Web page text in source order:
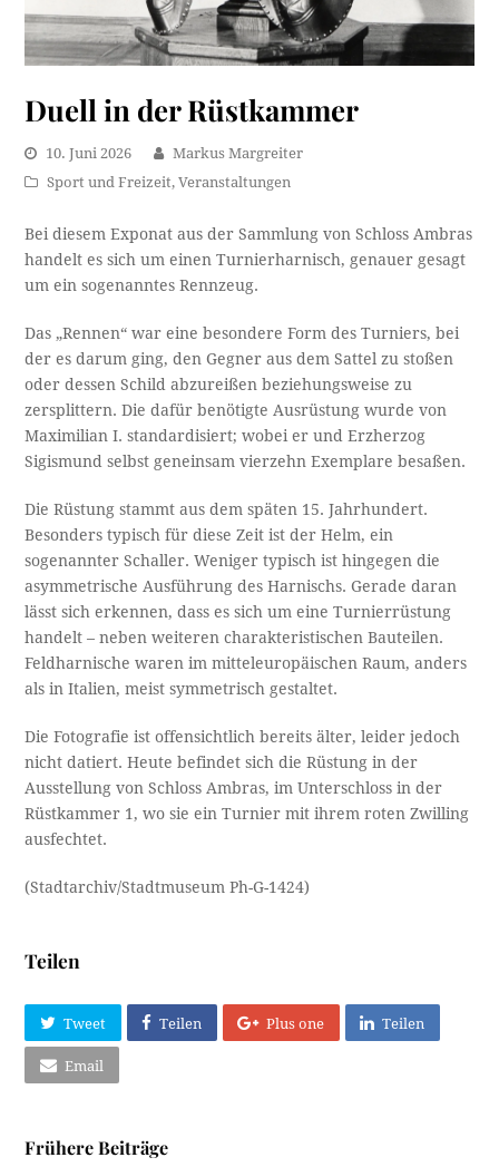
Duell in der Rüstkammer
10. Juni 2026
Markus Margreiter
Sport und Freizeit,Veranstaltungen
Bei diesem Exponat aus der Sammlung von Schloss Ambras
handelt es sich um einen Turnierharnisch, genauer gesagt
um ein sogenanntes Rennzeug.
Das „Rennen“ war eine besondere Form des Turniers, bei
der es darum ging, den Gegner aus dem Sattel zu stoßen
oder dessen Schild abzureißen beziehungsweise zu
zersplittern. Die dafür benötigte Ausrüstung wurde von
Maximilian I. standardisiert; wobei er und Erzherzog
Sigismund selbst geneinsam vierzehn Exemplare besaßen.
Die Rüstung stammt aus dem späten 15. Jahrhundert.
Besonders typisch für diese Zeit ist der Helm, ein
sogenannter Schaller. Weniger typisch ist hingegen die
asymmetrische Ausführung des Harnischs. Gerade daran
lässt sich erkennen, dass es sich um eine Turnierrüstung
handelt – neben weiteren charakteristischen Bauteilen.
Feldharnische waren im mitteleuropäischen Raum, anders
als in Italien, meist symmetrisch gestaltet.
Die Fotografie ist offensichtlich bereits älter, leider jedoch
nicht datiert. Heute befindet sich die Rüstung in der
Ausstellung von Schloss Ambras, im Unterschloss in der
Rüstkammer 1, wo sie ein Turnier mit ihrem roten Zwilling
ausfechtet.
(Stadtarchiv/Stadtmuseum Ph-G-1424)
Teilen
Tweet Teilen Plus one Teilen
Email
Frühere Beiträge